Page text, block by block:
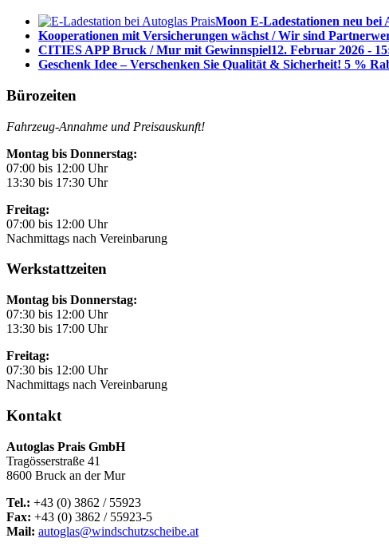
Moon E-Ladestationen neu bei
Kooperationen mit Versicherungen wächst / Wir sind
CITIES APP Bruck / Mur mit Gewinnspiel12. Februar 2026 -
Geschenk Idee – Verschenken Sie Qualität & Sicherheit! 5 %
Bürozeiten
Fahrzeug-Annahme und Preisauskunft!
Montag bis Donnerstag:
07:00 bis 12:00 Uhr
13:30 bis 17:30 Uhr
Freitag:
07:00 bis 12:00 Uhr
Nachmittags nach Vereinbarung
Werkstattzeiten
Montag bis Donnerstag:
07:30 bis 12:00 Uhr
13:30 bis 17:00 Uhr
Freitag:
07:30 bis 12:00 Uhr
Nachmittags nach Vereinbarung
Kontakt
Autoglas Prais GmbH
Tragösserstraße 41
8600 Bruck an der Mur
Tel.: +43 (0) 3862 / 55923
Fax: +43 (0) 3862 / 55923-5
Mail: autoglas@windschutzscheibe.at